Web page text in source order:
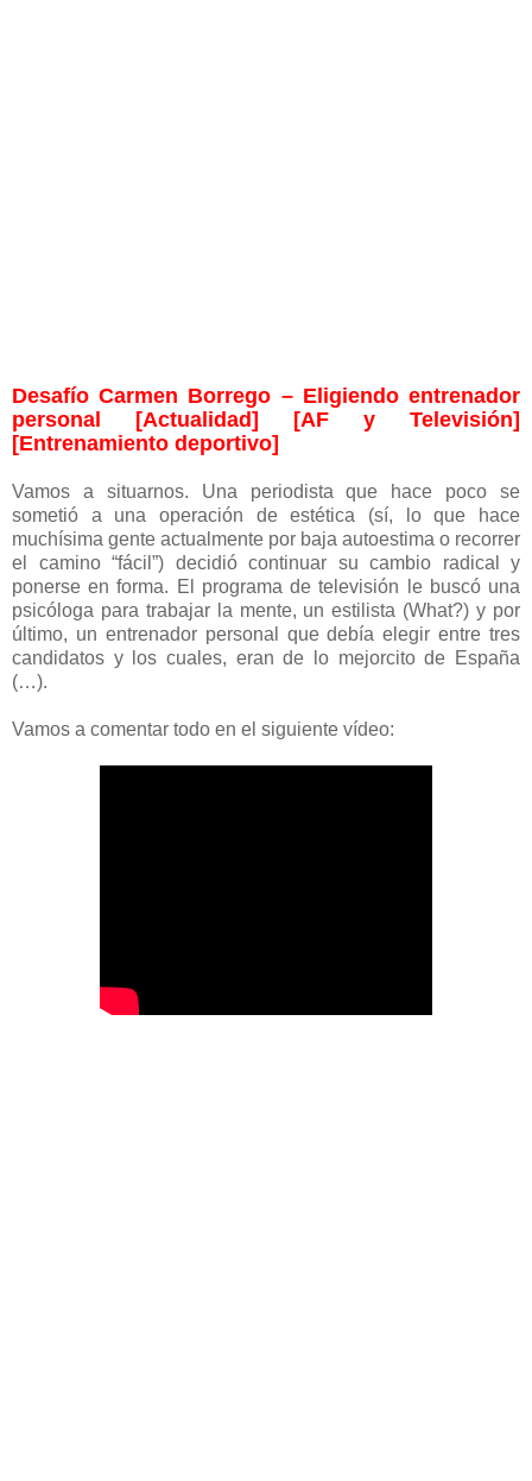
Desafío Carmen Borrego – Eligiendo entrenador
personal [Actualidad] [AF y Televisión]
[Entrenamiento deportivo]
Vamos a situarnos. Una periodista que hace poco se
sometió a una operación de estética (sí, lo que hace
muchísima gente actualmente por baja autoestima o recorrer
el camino “fácil”) decidió continuar su cambio radical y
ponerse en forma. El programa de televisión le buscó una
psicóloga para trabajar la mente, un estilista (What?) y por
último, un entrenador personal que debía elegir entre tres
candidatos y los cuales, eran de lo mejorcito de España
(…).
Vamos a comentar todo en el siguiente vídeo: